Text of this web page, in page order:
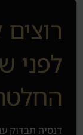
לפני
דנסיה תבדוק